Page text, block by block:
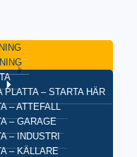
PLATTA – STARTA HÄR
– ATTEFALL
– GARAGE
– INDUSTRI
– KÄLLARE